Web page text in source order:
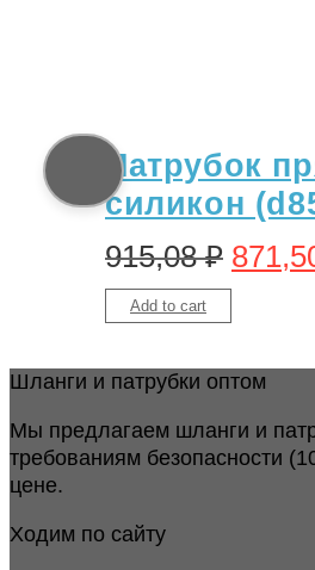
Патрубок
силикон
915,08₽
Add to cart
Шланги и патрубки оптом
Мы предлагаем шланги и
требованиям безопасности
цене.
Ходим по сайту